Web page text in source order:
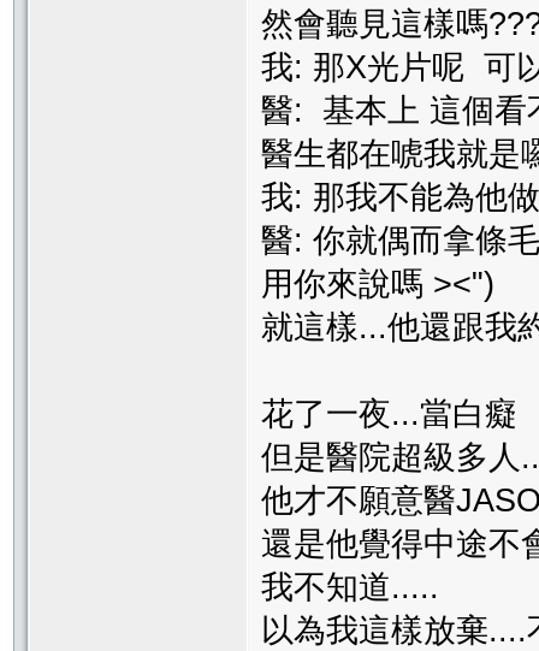
然會聽見這樣嗎
我: 那X光片呢 可
醫: 基本上 這個看
醫生都在唬我就是
我: 那我不能為他
醫: 你就偶而拿條
用你來說嗎 ><")
就這樣...他還跟我
花了一夜...當白癡
但是醫院超級多人
他才不願意醫
還是他覺得中途
我不知道.....
以為我這樣放棄